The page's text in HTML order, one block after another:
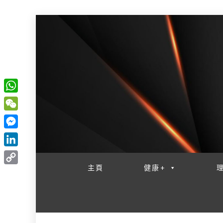
主頁 健康+
W
h
a
t
s
W
e
C
h
M
e
s
L
i